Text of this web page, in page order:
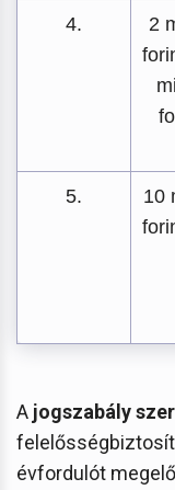
4.
2
5.
10
A jogszabály
évfordulót